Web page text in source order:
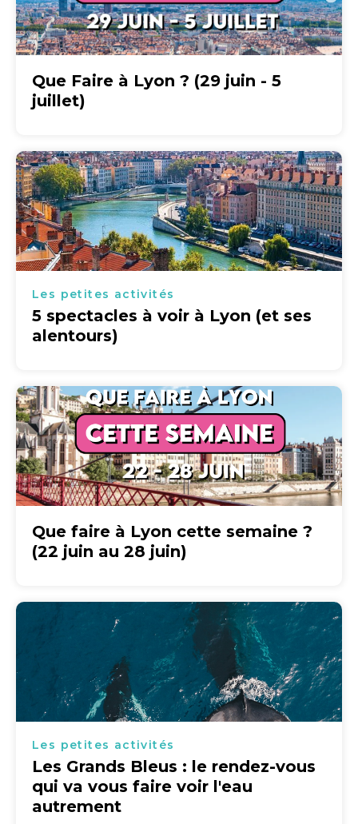
Que Faire à Lyon ? (29 juin - 5
juillet)
Les petites activités
5 spectacles à voir à Lyon (et ses
alentours)
Que faire à Lyon cette semaine ?
(22 juin au 28 juin)
Les petites activités
Les Grands Bleus : le rendez-vous
qui va vous faire voir l'eau
autrement